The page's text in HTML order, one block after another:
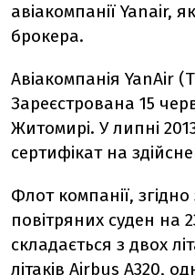
авіакомпанії Yanair,
брокера.
Авіакомпанія YanAir
Зареєстрована 15
Житомирі. У липні
сертифікат на
Флот компанії,
повітряних суден на
складається з двох
літаків Airbus A320,